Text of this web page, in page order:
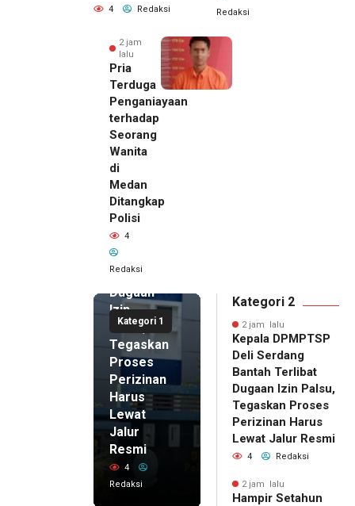
4 Redaksi Redaksi
2 jam
lalu
Pria
Terduga
Penganiayaan
terhadap
Seorang
Wanita
di
Medan
Ditangkap
Polisi
4
Redaksi
Kategori 1
2 jam lalu
Kepala
DPMPTSP
Deli
Serdang
Bantah
Terlibat
Dugaan
Izin
Palsu,
Tegaskan
Proses
Perizinan
Harus
Lewat
Jalur
Resmi
4
Redaksi
Kategori 2
2 jam lalu
Kepala DPMPTSP
Deli Serdang
Bantah Terlibat
Dugaan Izin Palsu,
Tegaskan Proses
Perizinan Harus
Lewat Jalur Resmi
4 Redaksi
2 jam lalu
Hampir Setahun